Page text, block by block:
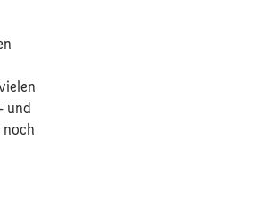
und
noch